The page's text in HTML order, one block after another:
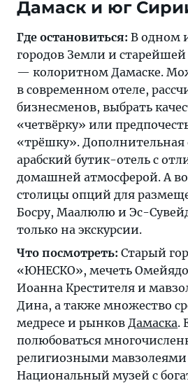
Дамаск и юг
Где остановиться: В одном
городов Земли и
— колоритном Дамаске.
в современном отеле,
бизнесменов, выбрать
«четвёрку» или
«трёшку».
арабский бутик-отель с
домашней атмосферой. А
столицы опций для
Босру, Маалюлю и Эс-
только на экскурсии.
Что посмотреть: Старый
«ЮНЕСКО», мечеть
Иоанна Крестителя и
Дина, а также множество
медресе и рынков Дамаска.
полюбоваться
религиозными мавзолеями
Национальный музей с